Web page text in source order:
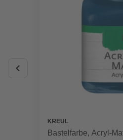
KREUL
Bastelfarbe, Acryl-